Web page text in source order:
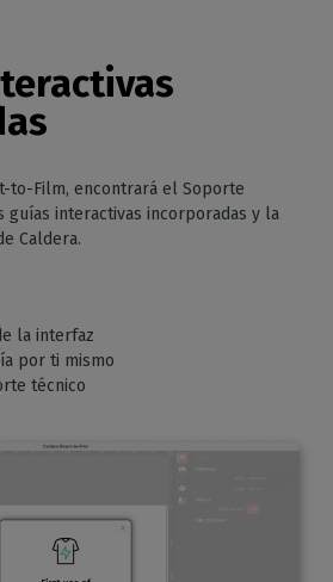
to-Film, encontrará el Soporte
guías interactivas incorporadas y la
Caldera.
la interfaz
por ti mismo
técnico